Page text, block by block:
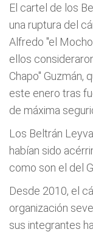
El cartel de los
una ruptura del
Alfredo "el
ellos
Chapo" Guzmán,
este enero tras
de máxima
Los Beltrán
habían sido
como son el del
Desde 2010, el
organización
sus integrantes